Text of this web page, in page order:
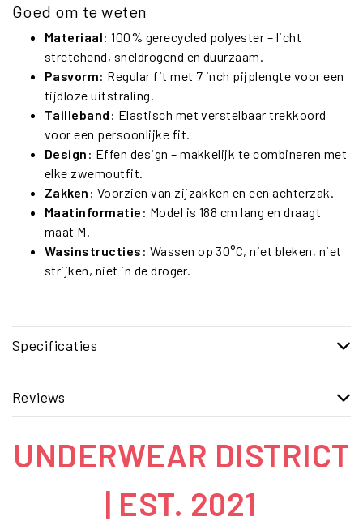
Goed om te weten
Materiaal: 100% gerecycled polyester – licht
stretchend, sneldrogend en duurzaam.
Pasvorm: Regular fit met 7 inch pijplengte voor een
tijdloze uitstraling.
Tailleband : Elastisch met verstelbaar trekkoord
voor een persoonlijke fit.
Design : Effen design – makkelijk te combineren met
elke zwemoutfit.
Zakken : Voorzien van zijzakken en een achterzak.
Maatinformatie : Model is 188 cm lang en draagt
maat M.
Wasinstructies : Wassen op 30°C, niet bleken, niet
strijken, niet in de droger.
Specificaties
Reviews
UNDERWEAR DISTRICT
| EST. 2021